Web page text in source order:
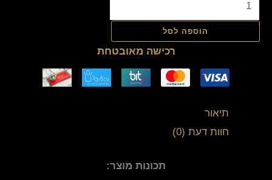
הוספה לסל
רכישה מאובטחת
תיאור
חוות דעת (0)
תכונות מוצר: